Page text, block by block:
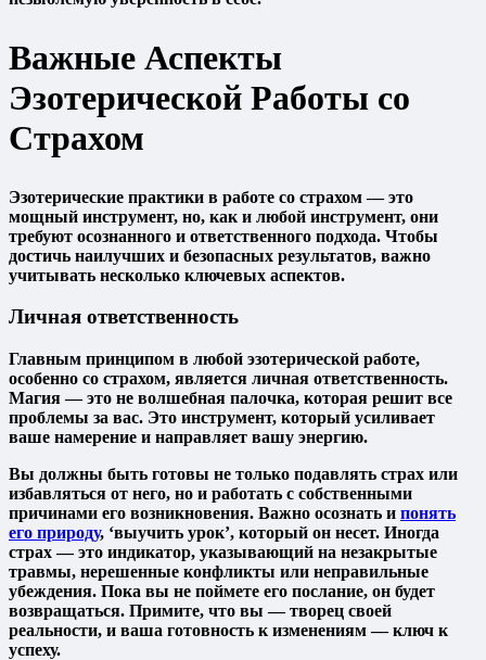
Важные Аспекты
Эзотерической Работы со
Страхом
Эзотерические практики в работе со страхом — это
мощный инструмент, но, как и любой инструмент, они
требуют осознанного и ответственного подхода. Чтобы
достичь наилучших и безопасных результатов, важно
учитывать несколько ключевых аспектов.
Личная ответственность
Главным принципом в любой эзотерической работе,
особенно со страхом, является личная ответственность.
Магия — это не волшебная палочка, которая решит все
проблемы за вас. Это инструмент, который усиливает
ваше намерение и направляет вашу энергию.
Вы должны быть готовы не только подавлять страх или
избавляться от него, но и работать с собственными
причинами его возникновения. Важно осознать и понять
его природу, ‘выучить урок’, который он несет. Иногда
страх — это индикатор, указывающий на незакрытые
травмы, нерешенные конфликты или неправильные
убеждения. Пока вы не поймете его послание, он будет
возвращаться. Примите, что вы — творец своей
реальности, и ваша готовность к изменениям — ключ к
успеху.